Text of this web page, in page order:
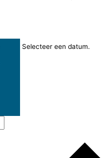
Selecteer een datum.